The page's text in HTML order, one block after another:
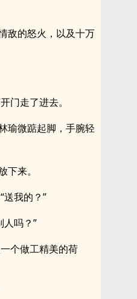
敌的怒火，以及十万
门走了进去。
瑜微踮起脚，手腕轻
来。
我的？”
吗？”
个做工精美的荷